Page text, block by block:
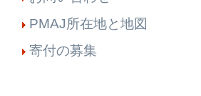
PMAJ所在地と地図
寄付の募集